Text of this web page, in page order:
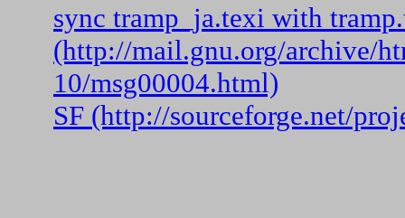
sync tramp_ja.texi with
(http://mail.gnu.org/archive/
10/msg00004.html)
SF (http://sourceforge.net/